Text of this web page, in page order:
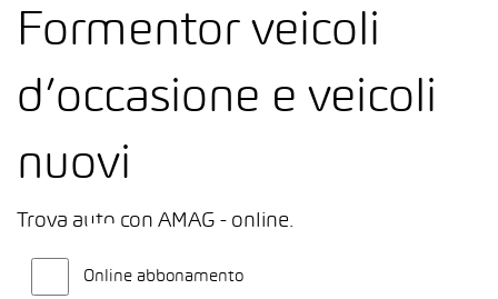
Formentor veicoli
d’occasione e veicoli
nuovi
Trova auto con AMAG - online.
Online abbonamento